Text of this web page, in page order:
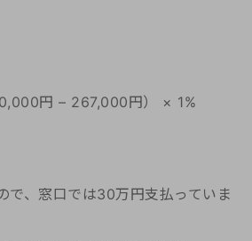
円 – 267,000円） × 1%
で、窓口では30万円支払っていま